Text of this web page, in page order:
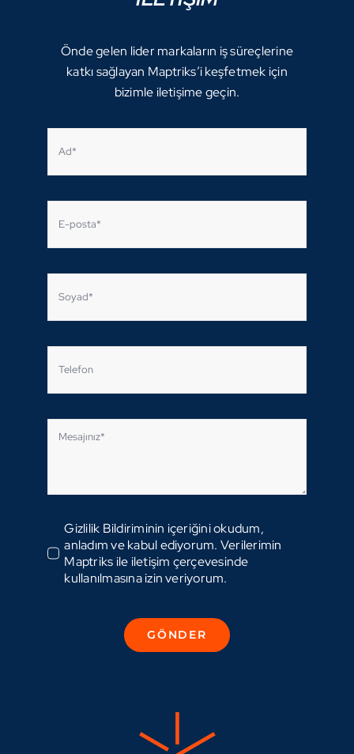
Önde gelen lider markaların iş süreçlerine
katkı sağlayan Maptriks’i keşfetmek için
bizimle iletişime geçin.
Gizlilik Bildiriminin içeriğini okudum,
anladım ve kabul ediyorum. Verilerimin
Maptriks ile iletişim çerçevesinde
kullanılmasına izin veriyorum.
GÖNDER